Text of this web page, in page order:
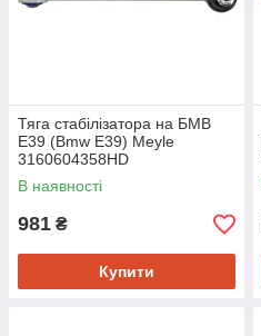
Тяга стабілізатора на БМВ
Е39 (Bmw E39) Meyle
3160604358HD
В наявності
981 ₴
Купити